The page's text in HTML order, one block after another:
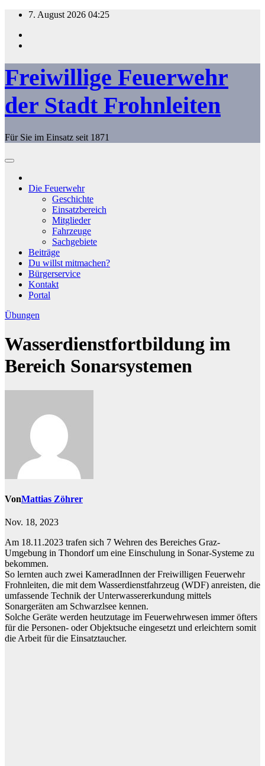
Zum
springen
7. August 2026 04:25
Freiwillige Feuerwehr
der Stadt Frohnleiten
Für Sie im Einsatz seit 1871
Die Feuerwehr
Geschichte
Einsatzbereich
Mitglieder
Fahrzeuge
Sachgebiete
Beiträge
Du willst mitmachen?
Bürgerservice
Kontakt
Portal
Übungen
Wasserdienstfortbildung im
Bereich Sonarsystemen
VonMattias Zöhrer
Nov. 18, 2023
Am 18.11.2023 trafen sich 7 Wehren des Bereiches Graz-
Umgebung in Thondorf um eine Einschulung in Sonar-Systeme zu
bekommen.
So lernten auch zwei KameradInnen der Freiwilligen Feuerwehr
Frohnleiten, die mit dem Wasserdienstfahrzeug (WDF) anreisten, die
umfassende Technik der Unterwassererkundung mittels
Sonargeräten am Schwarzlsee kennen.
Solche Geräte werden heutzutage im Feuerwehrwesen immer öfters
für die Personen- oder Objektsuche eingesetzt und erleichtern somit
die Arbeit für die Einsatztaucher.